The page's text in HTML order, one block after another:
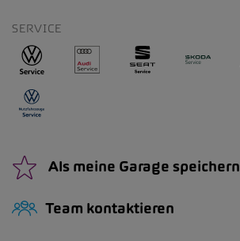
SERVICE
Als meine Garage speichern
Team kontaktieren